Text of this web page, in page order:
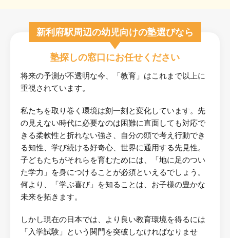
新利府駅周辺の幼児向けの塾選びなら
塾探しの窓口にお任せください
将来の予測が不透明な今、「教育」はこれまで以上に
重視されています。
私たちを取り巻く環境は刻一刻と変化しています。先
の見えない時代に必要なのは困難に直面しても対応で
きる柔軟性と折れない強さ、自分の頭で考え行動でき
る知性、学び続ける好奇心、世界に通用する先見性。
子どもたちがそれらを育むためには、「地に足のつい
た学力」を身につけることが必須といえるでしょう。
何より、「学ぶ喜び」を知ることは、お子様の豊かな
未来を拓きます。
しかし現在の日本では、より良い教育環境を得るには
「入学試験」という関門を突破しなければなりませ